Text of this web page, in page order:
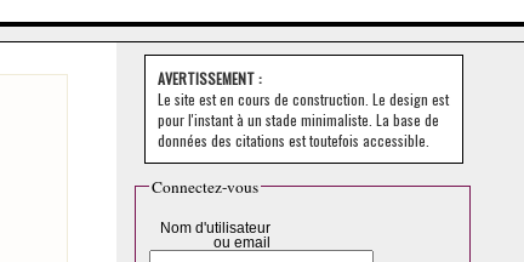
AVERTISSEMENT :
Le site est en cours de construction. Le design est
pour l'instant à un stade minimaliste. La base de
données des citations est toutefois accessible.
Connectez-vous
Nom d'utilisateur
ou email